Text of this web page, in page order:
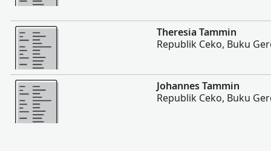
Lebih banyak
Theresia Tammin
Republik Ceko, Buku
Lebih banyak
Johannes Tammin
Republik Ceko, Buku